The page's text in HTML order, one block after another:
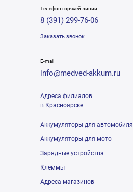
Телефон горячей линии
8 (391) 299-76-06
Заказать звонок
E-mail
info@medved-akkum.ru
Адреса филиалов
в Красноярске
Аккумуляторы для автомобиля
Аккумуляторы для мото
Зарядные устройства
Клеммы
Адреса магазинов